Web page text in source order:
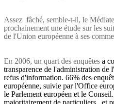
Assez fâché, semble-t-il, le
prochainement une étude sur les
de l'Union européenne à ses
En 2006, un quart des enquêtesa
transparence de l'administration
refus d'information. 66% des
européenne, suivie par l'Office
le Parlement européen et le
majoritairement de particuliers, et